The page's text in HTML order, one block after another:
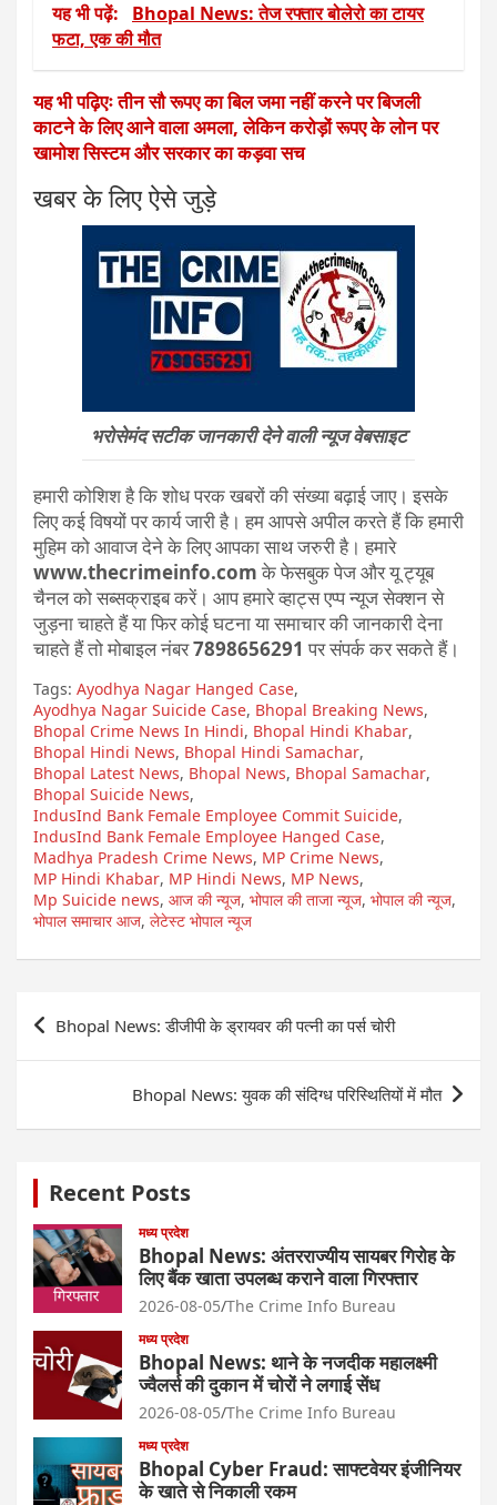
यह भी पढ़ें:
Bhopal News: तेज रफ्तार बोलेरो का टायर
फटा, एक की मौत
यह भी पढ़िएः तीन सौ रूपए का बिल जमा नहीं करने पर बिजली
काटने के लिए आने वाला अमला, लेकिन करोड़ों रूपए के लोन पर
खामोश सिस्टम और सरकार का कड़वा सच
खबर के लिए ऐसे जुड़े
भरोसेमंद सटीक जानकारी देने वाली न्यूज वेबसाइट
हमारी कोशिश है कि शोध परक खबरों की संख्या बढ़ाई जाए। इसके
लिए कई विषयों पर कार्य जारी है। हम आपसे अपील करते हैं कि हमारी
मुहिम को आवाज देने के लिए आपका साथ जरुरी है। हमारे
www.thecrimeinfo.comके फेसबुक पेज और यू ट्यूब
चैनल को सब्सक्राइब करें। आप हमारे व्हाट्स एप्प न्यूज सेक्शन से
जुड़ना चाहते हैं या फिर कोई घटना या समाचार की जानकारी देना
चाहते हैं तो मोबाइल नंबर7898656291 पर संपर्क कर सकते हैं।
Tags: Ayodhya Nagar Hanged Case,
Ayodhya Nagar Suicide Case, Bhopal Breaking News,
Bhopal Crime News In Hindi, Bhopal Hindi Khabar,
Bhopal Hindi News, Bhopal Hindi Samachar,
Bhopal Latest News, Bhopal News, Bhopal Samachar,
Bhopal Suicide News,
IndusInd Bank Female Employee Commit Suicide,
IndusInd Bank Female Employee Hanged Case,
Madhya Pradesh Crime News, MP Crime News,
MP Hindi Khabar, MP Hindi News, MP News,
Mp Suicide news, आज की न्यूज, भोपाल की ताजा न्यूज, भोपाल की न्यूज,
भोपाल समाचार आज, लेटेस्ट भोपाल न्यूज
Post
navigation
Bhopal News: डीजीपी के ड्रायवर की पत्नी का पर्स चोरी
Bhopal News: युवक की संदिग्ध परिस्थितियों में मौत
Recent Posts
मध्य प्रदेश
Bhopal News: अंतरराज्यीय सायबर गिरोह के
लिए बैंक खाता उपलब्ध कराने वाला गिरफ्तार
2026-08-05 The Crime Info Bureau
मध्य प्रदेश
Bhopal News: थाने के नजदीक महालक्ष्मी
ज्वैलर्स की दुकान में चोरों ने लगाई सेंध
2026-08-05 The Crime Info Bureau
मध्य प्रदेश
Bhopal Cyber Fraud: साफ्टवेयर इंजीनियर
के खाते से निकाली रकम